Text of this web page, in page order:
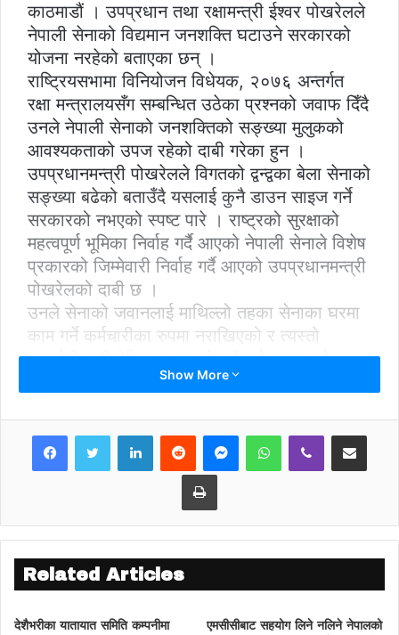
काठमाडौं । उपप्रधान तथा रक्षामन्त्री ईश्वर पोखरेलले
नेपाली सेनाको विद्यमान जनशक्ति घटाउने सरकारको
योजना नरहेको बताएका छन् ।
राष्ट्रियसभामा विनियोजन विधेयक, २०७६ अन्तर्गत
रक्षा मन्त्रालयसँग सम्बन्धित उठेका प्रश्नको जवाफ दिँदै
उनले नेपाली सेनाको जनशक्तिको सङ्ख्या मुलुकको
आवश्यकताको उपज रहेको दाबी गरेका हुन ।
उपप्रधानमन्त्री पोखरेलले विगतको द्वन्द्वका बेला सेनाको
सङ्ख्या बढेको बताउँदै यसलाई कुनै डाउन साइज गर्ने
सरकारको नभएको स्पष्ट पारे । राष्ट्रको सुरक्षाको
महत्वपूर्ण भूमिका निर्वाह गर्दै आएको नेपाली सेनाले विशेष
प्रकारको जिम्मेवारी निर्वाह गर्दै आएको उपप्रधानमन्त्री
पोखरेलको दाबी छ ।
उनले सेनाको जवानलाई माथिल्लो तहका सेनाका घरमा
काम गर्ने कर्मचारीका रुपमा नराखिएको र त्यस्तो
कमजोरी कही देखिए सुधार गरेर लैजाने स्पष्ट पारे ।
उपप्रधानमन्त्री पोखरेलले नेपाली सेना शान्ति सेना
गरेको जानकारी दिए । उनले नेपालको संविधानको
समावेशीकरणको अभ्यासअनुरुप नेपाली सेना भर्नादेखि
छनोटसम्म सबैलाई समावेशीकरणको व्यवस्था गरिएको
जानकारी दिए । शान्ति सेनाको पठाउने मुलुकको
स्थानमा नेपाल पाँचौँ रहेको छ ।
Show More
LinkedInReddit MessengerWhatsAppViber Share via Email
Print
Related Articles
देशैभरीका यातायात समिति कम्पनीमा
एमसीसीबाट सहयोग लिने नलिने नेपालको